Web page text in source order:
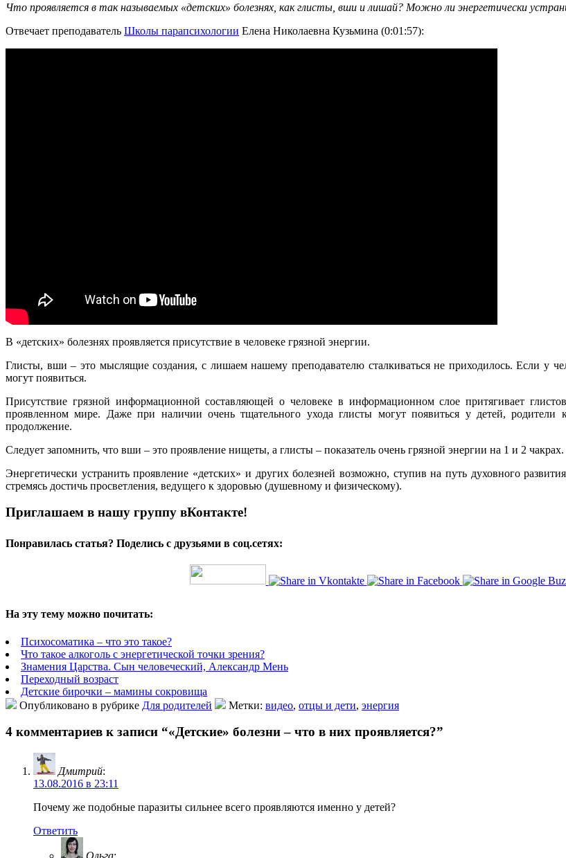
Что проявляется в так называемых «детских» болезнях, как глисты, вши и лишай? Можно ли энергетически
Отвечает преподаватель Школы парапсихологии Елена Николаевна Кузьмина (0:01:57):
В «детских» болезнях проявляется присутствие в человеке грязной энергии.
Глисты, вши – это мыслящие создания, с лишаем нашему преподавателю сталкиваться не приходилось. Если у
могут появиться.
Присутствие грязной информационной составляющей о человеке в информационном слое притягивает
проявленном мире. Даже при наличии очень тщательного ухода глисты могут появиться у детей,
продолжение.
Следует запомнить, что вши – это проявление нищеты, а глисты – показатель очень грязной энергии на 1 и 2 чакрах.
Энергетически устранить проявление «детских» и других болезней возможно, ступив на путь духовного
стремясь достичь просветления, ведущего к здоровью (душевному и физическому).
Приглашаем в нашу группу вКонтакте!
Понравилась статья? Поделись с друзьями в соц.сетях:
На эту тему можно почитать:
Психосоматика – что это такое?
Что такое алкоголь с энергетической точки зрения?
Знамения Царства. Сын человеческий, Александр Мень
Переходный возраст
Детские бирочки – мамины сокровища
Опубликовано в рубрике Для родителей Метки: видео, отцы и дети, энергия
4 комментариев к записи “«Детские» болезни – что в них проявляется?”
Дмитрий:
13.08.2016 в 23:11
Почему же подобные паразиты сильнее всего проявляются именно у детей?
Ответить